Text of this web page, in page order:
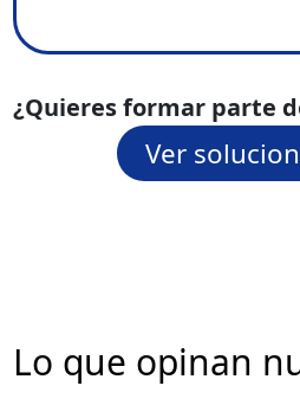
¿Quieres formar parte
Ver
Lo que opinan